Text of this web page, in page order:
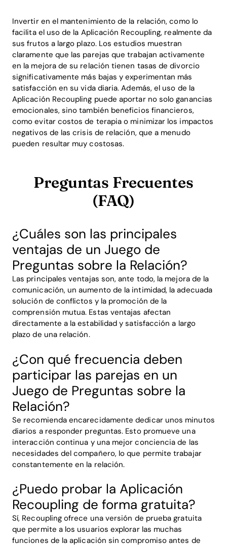
Invertir en el mantenimiento de la relación, como lo
facilita el uso de la Aplicación Recoupling, realmente da
sus frutos a largo plazo. Los estudios muestran
claramente que las parejas que trabajan activamente
en la mejora de su relación tienen tasas de divorcio
significativamente más bajas y experimentan más
satisfacción en su vida diaria. Además, el uso de la
Aplicación Recoupling puede aportar no solo ganancias
emocionales, sino también beneficios financieros,
como evitar costos de terapia o minimizar los impactos
negativos de las crisis de relación, que a menudo
pueden resultar muy costosas.
Preguntas Frecuentes
(FAQ)
¿Cuáles son las principales
ventajas de un Juego de
Preguntas sobre la Relación?
Las principales ventajas son, ante todo, la mejora de la
comunicación, un aumento de la intimidad, la adecuada
solución de conflictos y la promoción de la
comprensión mutua. Estas ventajas afectan
directamente a la estabilidad y satisfacción a largo
plazo de una relación.
¿Con qué frecuencia deben
participar las parejas en un
Juego de Preguntas sobre la
Relación?
Se recomienda encarecidamente dedicar unos minutos
diarios a responder preguntas. Esto promueve una
interacción continua y una mejor conciencia de las
necesidades del compañero, lo que permite trabajar
constantemente en la relación.
¿Puedo probar la Aplicación
Recoupling de forma gratuita?
Sí, Recoupling ofrece una versión de prueba gratuita
que permite a los usuarios explorar las muchas
funciones de la aplicación sin compromiso antes de